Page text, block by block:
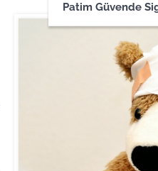
Patim Güvende